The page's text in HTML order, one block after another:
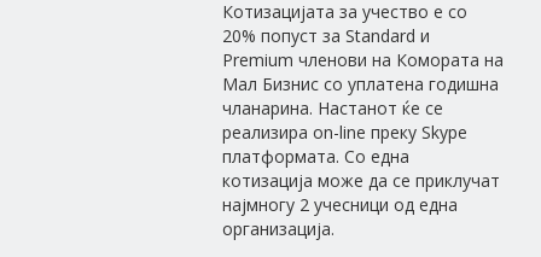
Котизацијата за учество е со
20% попуст за Standard и
Premium членови на Комората на
Мал Бизнис со уплатена годишна
чланарина. Настанот ќе се
реализира on-line преку Skype
платформата. Со една
котизација може да се приклучат
најмногу 2 учесници од една
организација.